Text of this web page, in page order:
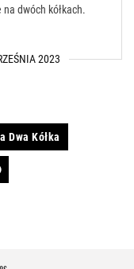
2023
dwóch kółkach.
Dwa Kółka